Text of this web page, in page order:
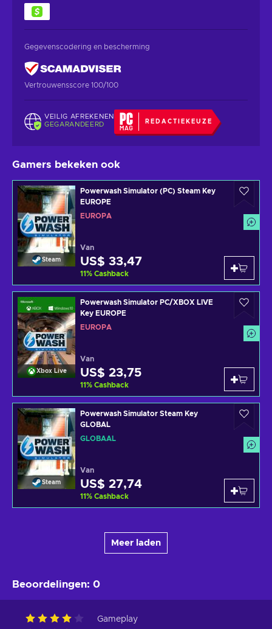
Gegevenscodering en bescherming
Vertrouwensscore 100/100
VEILIG AFREKENEN
GEGARANDEERD
REDACTIEKEUZE
Gamers bekeken ook
Steam
Powerwash Simulator (PC) Steam Key
EUROPE
EUROPA
Van
US$ 33,47
11% Cashback
Xbox Live
Powerwash Simulator PC/XBOX LIVE
Key EUROPE
EUROPA
Van
US$ 23,75
11% Cashback
Steam
Powerwash Simulator Steam Key
GLOBAL
GLOBAAL
Van
US$ 27,74
11% Cashback
Meer laden
Beoordelingen: 0
Gameplay